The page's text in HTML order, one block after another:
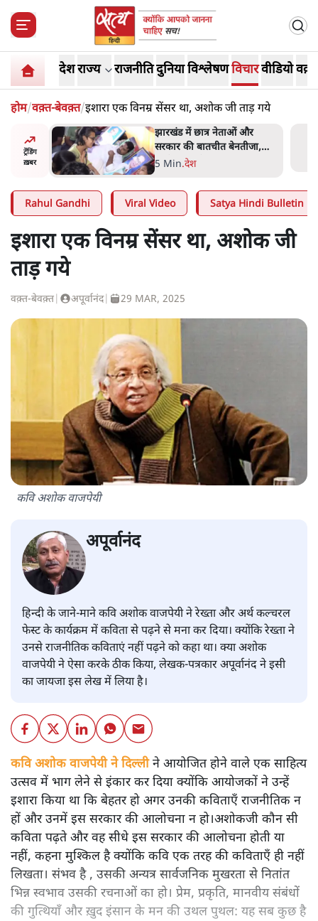
देशराज्य राजनीतिदुनियाविश्लेषणविचारवीडियो
होम/वक़्त-बेवक़्त/इशारा एक विनम्र सेंसर था, अशोक जी ताड़ गये
ट्रेंडिंग
ख़बर
'Kya
चुनाव
झारखंड में छात्र नेताओं और
सरकार की बातचीत बेनतीजा,
आंदोलन जारी
5 Min.देश
Rahul Gandhi Viral Video Satya Hindi Bulletin
इशारा एक विनम्र सेंसर था, अशोक जी
ताड़ गये
वक़्त-बेवक़्त अपूर्वानंद| 29 MAR, 2025
कवि अशोक वाजपेयी
अपूर्वानंद
हिन्दी के जाने-माने कवि अशोक वाजपेयी ने रेख्ता और अर्थ कल्चरल
फेस्ट के कार्यक्रम में कविता से पढ़ने से मना कर दिया। क्योंकि रेख्ता ने
उनसे राजनीतिक कविताएं नहीं पढ़ने को कहा था। क्या अशोक
वाजपेयी ने ऐसा करके ठीक किया, लेखक-पत्रकार अपूर्वानंद ने इसी
का जायजा इस लेख में लिया है।
कवि अशोक वाजपेयी ने दिल्लीने आयोजित होने वाले एक साहित्य
उत्सव में भाग लेने से इंकार कर दिया क्योंकि आयोजकों ने उन्हें
इशारा किया था कि बेहतर हो अगर उनकी कविताएँ राजनीतिक न
हों और उनमें इस सरकार की आलोचना न हो।अशोकजी कौन सी
कविता पढ़ते और वह सीधे इस सरकार की आलोचना होती या
नहीं, कहना मुश्किल है क्योंकि कवि एक तरह की कविताएँ ही नहीं
लिखता। संभव है , उसकी अन्यत्र सार्वजनिक मुखरता से नितांत
भिन्न स्वभाव उसकी रचनाओं का हो। प्रेम, प्रकृति, मानवीय संबंधों
की गुत्थियाँ और ख़ुद इंसान के मन की उथल पुथल: यह सब कुछ है